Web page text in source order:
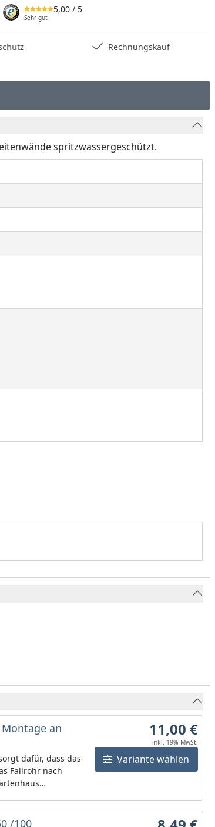
5,00 / 5
Sehr gut
Rechnungskauf
spritzwassergeschützt.
an
dafür, dass das
Fallrohr nach
Variante wählen
11,00 €
inkl. 19% MwSt.
/100